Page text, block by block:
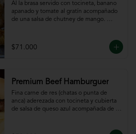
Al la brasa servido con tocineta, banano
apanado y tomate al gratín acompañado
de una salsa de chutney de mango.
$71.000
Premium Beef Hamburguer
Fina carne de res (chatas o punta de
anca) aderezada con tocineta y cubierta
de salsa de queso azul acompañada de